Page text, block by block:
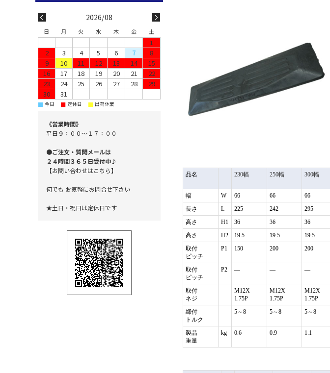
品名 230幅 250幅 300幅
幅
W 66 66 66
長さ
L 225 242 295
高さ
H1 36 36 36
高さ
H2 19.5 19.5 19.5
取付
ピッチ
P1 150 200 200
取付
ピッチ
P2 ― ― ―
取付
ネジ
M12X
1.75P
M12X
1.75P
M12X
1.75P
締付
トルク
5～8 5～8 5～8
製品
重量
kg 0.6 0.9 1.1
2026/08
日 月 火 水 木 金 土
1
2
3 4 5 6 7
8
9
10 11 12 13 14
15
16
17 18 19 20 21
22
23
24 25 26 27 28
29
30
31
■ 今日 ■ 定休日 ■ 出荷休業
《営業時間》
平日９：００～１７：００
●ご注文・質問メールは
２４時間３６５日受付中♪
【お問い合わせはこちら】
何でも お気軽にお問合せ下さい
★土日・祝日は定休日です